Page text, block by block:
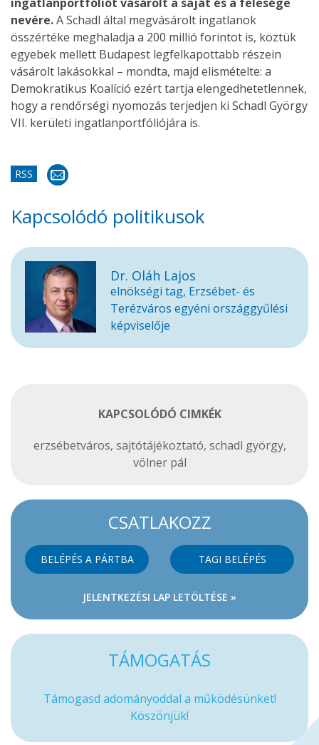
nevére.A Schadl által megvásárolt ingatlanok
összértéke meghaladja a 200 millió forintot is, köztük
egyebek mellett Budapest legfelkapottabb részein
vásárolt lakásokkal – mondta, majd elismételte: a
Demokratikus Koalíció ezért tartja elengedhetetlennek,
hogy a rendőrségi nyomozás terjedjen ki Schadl György
VII. kerületi ingatlanportfóliójára is.
RSS
Kapcsolódó politikusok
Dr. Oláh Lajos
elnökségi tag, Erzsébet- és
Terézváros egyéni országgyűlési
képviselője
KAPCSOLÓDÓ CIMKÉK
erzsébetváros, sajtótájékoztató, schadl györgy,
völner pál
CSATLAKOZZ
BELÉPÉS A PÁRTBA TAGI BELÉPÉS
JELENTKEZÉSI LAP LETÖLTÉSE »
TÁMOGATÁS
Támogasd adományoddal a működésünket!
Köszönjük!